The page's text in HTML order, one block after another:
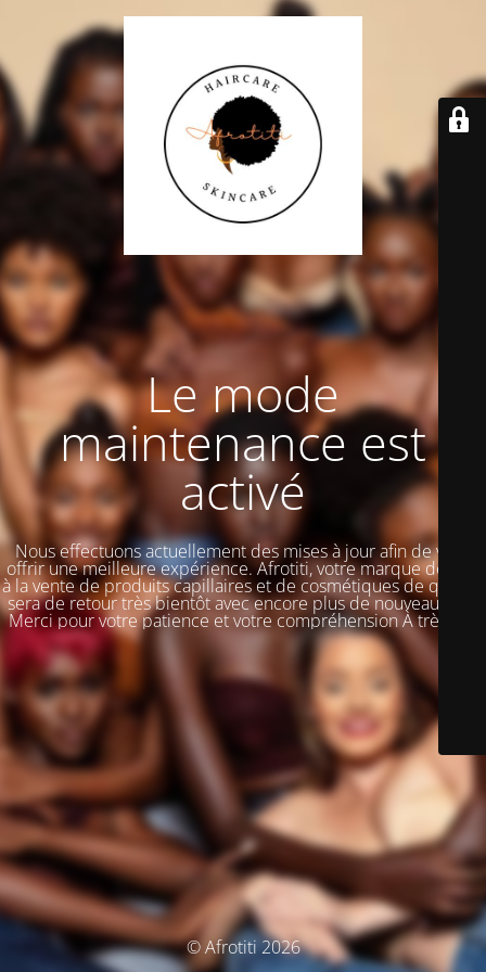
Le mode
maintenance est
activé
Nous effectuons actuellement des mises à jour afin de vous
offrir une meilleure expérience. Afrotiti, votre marque dédiée
à la vente de produits capillaires et de cosmétiques de qualité,
sera de retour très bientôt avec encore plus de nouveautés !!!
Merci pour votre patience et votre compréhension À très vite
© Afrotiti 2026